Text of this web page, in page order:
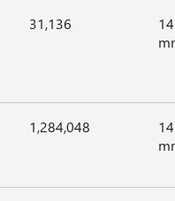
31,136
1,284,048